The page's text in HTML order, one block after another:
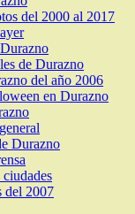
del 2000 al 2017
de Durazno
del año 2006
en Durazno
Durazno
ciudades
del 2007